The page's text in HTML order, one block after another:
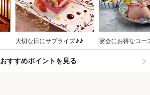
大切な日にサプライズ♪♪ 宴会にお得なコー
おすすめポイントを見る